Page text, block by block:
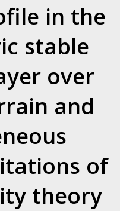
in the
stable
over
and
of
theory